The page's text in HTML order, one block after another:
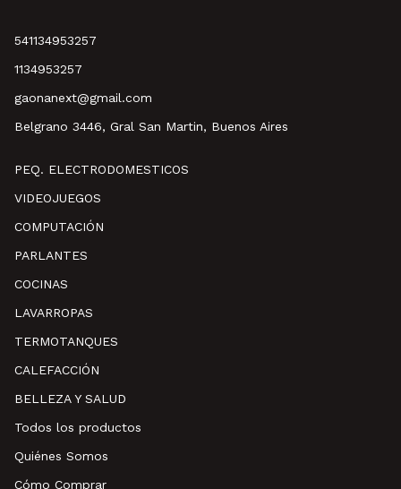
541134953257
1134953257
gaonanext@gmail.com
Belgrano 3446, Gral San Martin, Buenos Aires
PEQ. ELECTRODOMESTICOS
VIDEOJUEGOS
COMPUTACIÓN
PARLANTES
COCINAS
LAVARROPAS
TERMOTANQUES
CALEFACCIÓN
BELLEZA Y SALUD
Todos los productos
Quiénes Somos
Cómo Comprar